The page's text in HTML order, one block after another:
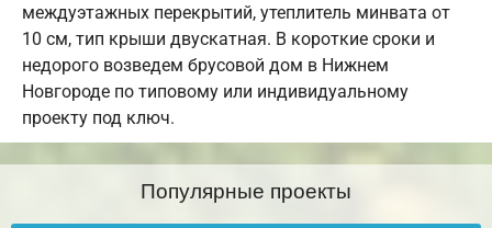
междуэтажных перекрытий, утеплитель минвата от
10 см, тип крыши двускатная. В короткие сроки и
недорого возведем брусовой дом в Нижнем
Новгороде по типовому или индивидуальному
проекту под ключ.
Популярные проекты